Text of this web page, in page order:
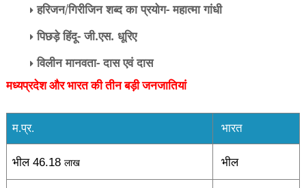
हरिजन/गिरीजिन शब्द का प्रयोग- महात्मा गांधी
पिछड़े हिंदू- जी.एस. धूरिए
विलीन मानवता- दास एवं दास
मध्यप्रदेश और भारत की तीन बड़ी जनजातियां
म.प्र. भारत
भील 46.18 लाख भील